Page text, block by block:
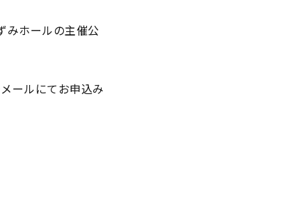
みホールの主催公
ールにてお申込み